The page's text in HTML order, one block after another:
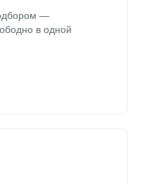
—
в одной